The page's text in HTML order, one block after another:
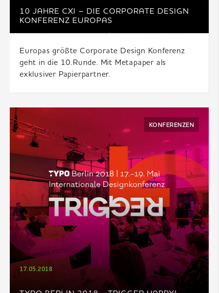
10 JAHRE CXI – DIE CORPORATE DESIGN
KONFERENZ EUROPAS
Europas größte Corporate Design Konferenz
geht in die 10.Runde. Mit Metapaper als
exklusiver Papierpartner.
17.05.2018
KONFERENZEN